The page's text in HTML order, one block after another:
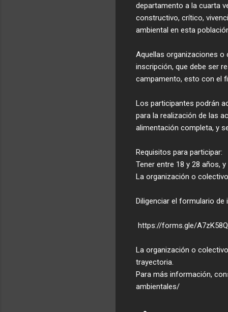
departamento a la cuarta
constructivo, crítico,
ambiental en esta
Aquellas organizaciones o
inscripción, que debe ser
campamento, esto con el
Los participantes podrán
para la realización de las
alimentación completa, y
Requisitos para participar:
Tener entre 18 y 28 años,
La organización o
Diligenciar el formulario de
https://forms.gle/
La organización o
trayectoria.
Para más información,
ambientales/